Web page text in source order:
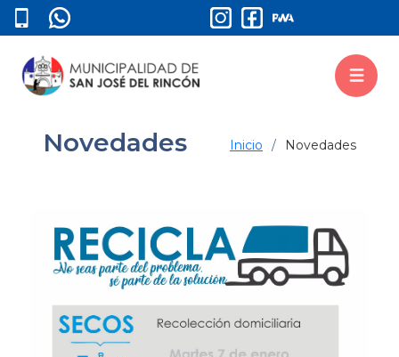
Novedades Inicio Novedades